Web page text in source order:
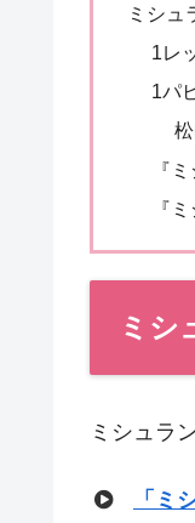
ミシュ
1レ
1パ
『
『
ミシ
ミシュラ
「ミ